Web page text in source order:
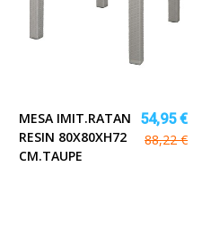
MESA IMIT.RATAN
RESIN 80X80XH72
CM.TAUPE
54,95 €
88,22 €